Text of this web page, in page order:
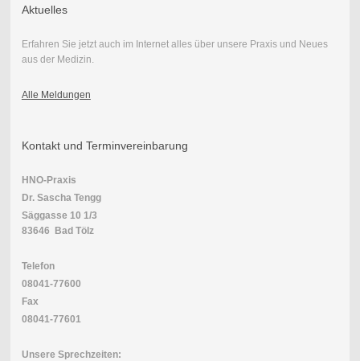
Aktuelles
Erfahren Sie jetzt auch im Internet alles über unsere Praxis und Neues
aus der Medizin.
Alle Meldungen
Kontakt und Terminvereinbarung
HNO-Praxis
Dr. Sascha Tengg
Säggasse 10 1/3
83646 Bad Tölz
Telefon
08041-77600
Fax
08041-77601
Unsere Sprechzeiten: